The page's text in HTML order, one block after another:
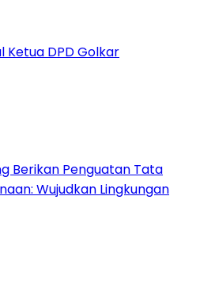
Ketua DPD Golkar
Berikan Penguatan Tata
Wujudkan Lingkungan